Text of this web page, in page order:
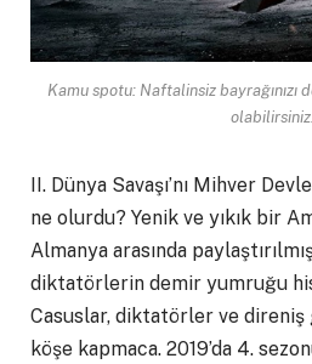
Kamu spotu: Naftalinsiz bayrağınızı
olabilirsiniz.
II. Dünya Savaşı’nı Mihver
ne olurdu? Yenik ve yıkık bir
Almanya arasında
diktatörlerin demir yumruğu
Casuslar, diktatörler ve direniş
köşe kapmaca. 2019’da 4.